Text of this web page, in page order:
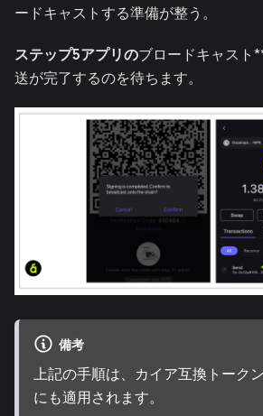
ードキャストする準備が整う。
ステップ5アプリのブロードキャスト
送が完了するのを待ちます。
備考
上記の手順は、カイア互換トーク
にも適用されます。